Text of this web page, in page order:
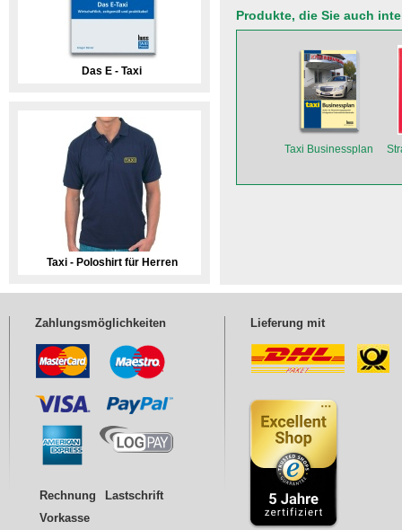
Das E - Taxi
Taxi - Poloshirt für Herren
Produkte, die Sie auch
Taxi Businessplan
Zahlungsmöglichkeiten
Rechnung
Lastschrift
Vorkasse
Lieferung mit